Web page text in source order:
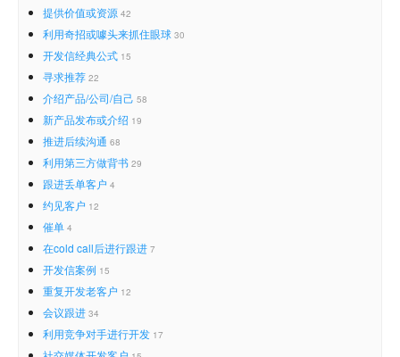
提供价值或资源 42
利用奇招或噱头来抓住眼球 30
开发信经典公式 15
寻求推荐 22
介绍产品/公司/自己 58
新产品发布或介绍 19
推进后续沟通 68
利用第三方做背书 29
跟进丢单客户 4
约见客户 12
催单 4
在cold call后进行跟进 7
开发信案例 15
重复开发老客户 12
会议跟进 34
利用竞争对手进行开发 17